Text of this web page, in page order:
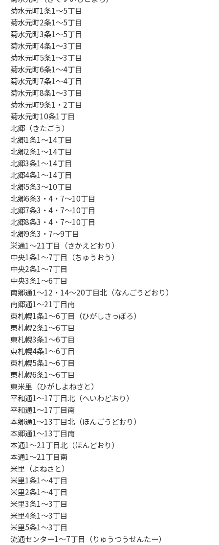
菊水元町1条1～5丁目
菊水元町2条1～5丁目
菊水元町3条1～5丁目
菊水元町4条1～3丁目
菊水元町5条1～3丁目
菊水元町6条1～4丁目
菊水元町7条1～4丁目
菊水元町8条1～3丁目
菊水元町9条1・2丁目
菊水元町10条1丁目
北郷（きたごう）
北郷1条1～14丁目
北郷2条1～14丁目
北郷3条1～14丁目
北郷4条1～14丁目
北郷5条3～10丁目
北郷6条3・4・7～10丁目
北郷7条3・4・7～10丁目
北郷8条3・4・7～10丁目
北郷9条3・7～9丁目
栄通1～21丁目（さかえどおり）
中央1条1～7丁目（ちゅうおう）
中央2条1～7丁目
中央3条1～6丁目
南郷通1～12・14～20丁目北（なんごうどおり）
南郷通1～21丁目南
東札幌1条1～6丁目（ひがしさっぽろ）
東札幌2条1～6丁目
東札幌3条1～6丁目
東札幌4条1～6丁目
東札幌5条1～6丁目
東札幌6条1～6丁目
東米里（ひがしよねさと）
平和通1～17丁目北（へいわどおり）
平和通1～17丁目南
本郷通1～13丁目北（ほんごうどおり）
本郷通1～13丁目南
本通1～21丁目北（ほんどおり）
本通1～21丁目南
米里（よねさと）
米里1条1～4丁目
米里2条1～4丁目
米里3条1～3丁目
米里4条1～3丁目
米里5条1～3丁目
流通センター1～7丁目（りゅうつうせんたー）